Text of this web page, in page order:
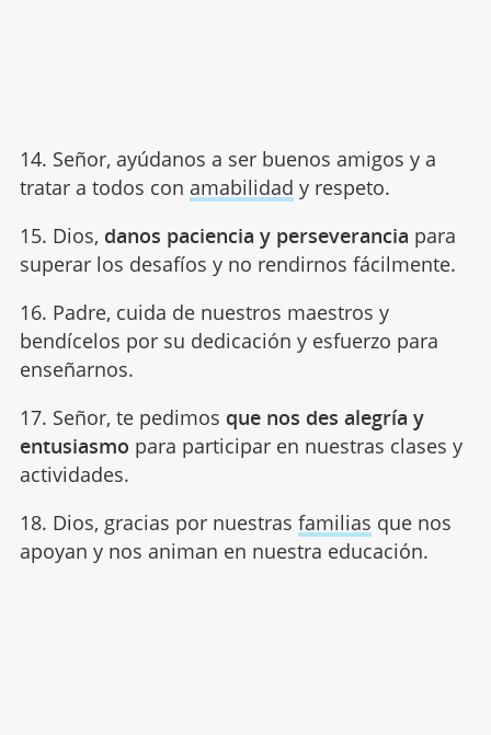
14. Señor, ayúdanos a ser buenos amigos y a
tratar a todos con amabilidad y respeto.
15. Dios, danos paciencia y perseverancia para
superar los desafíos y no rendirnos fácilmente.
16. Padre, cuida de nuestros maestros y
bendícelos por su dedicación y esfuerzo para
enseñarnos.
17. Señor, te pedimos que nos des alegría y
entusiasmo para participar en nuestras clases y
actividades.
18. Dios, gracias por nuestras familias que nos
apoyan y nos animan en nuestra educación.